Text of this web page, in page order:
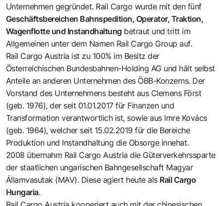
Unternehmen gegründet. Rail Cargo wurde mit den fünf
Geschäftsbereichen Bahnspedition, Operator, Traktion,
Wagenflotte und Instandhaltung betraut und tritt im
Allgemeinen unter dem Namen Rail Cargo Group auf.
Rail Cargo Austria ist zu 100% im Besitz der
Österreichischen Bundesbahnen-Holding AG und hält selbst
Anteile an anderen Unternehmen des ÖBB-Konzerns. Der
Vorstand des Unternehmens besteht aus Clemens Först
(geb. 1976), der seit 01.01.2017 für Finanzen und
Transformation verantwortlich ist, sowie aus Imre Kovács
(geb. 1964), welcher seit 15.02.2019 für die Bereiche
Produktion und Instandhaltung die Obsorge innehat.
2008 übernahm Rail Cargo Austria die Güterverkehrssparte
der staatlichen ungarischen Bahngesellschaft Magyar
Államvasutak (MAV). Diese agiert heute als Rail Cargo
Hungaria.